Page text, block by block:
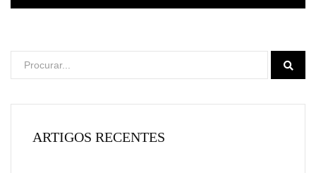
ARTIGOS RECENTES